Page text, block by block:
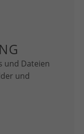
und Dateien
und